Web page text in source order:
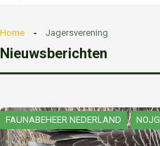
Home Jagersverening
Nieuwsberichten
FAUNABEHEER NEDERLAND NOJG